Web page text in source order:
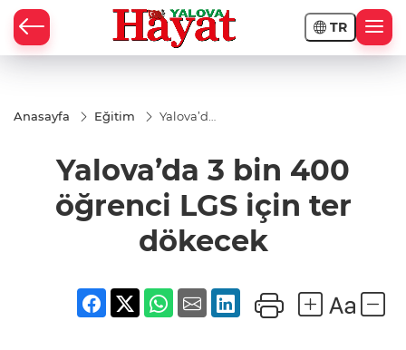
TR
Anasayfa Eğitim
Yalova’da
LGS için
ter
Yalova’da 3 bin 400
öğrenci LGS için ter
dökecek